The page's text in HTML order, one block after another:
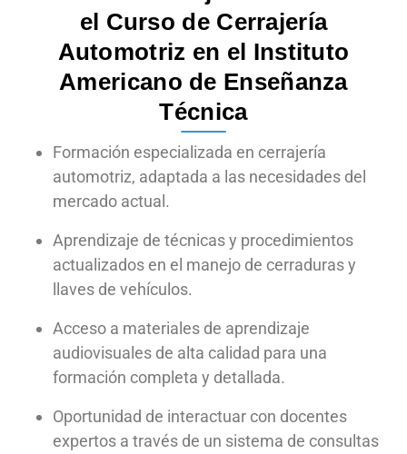
el Curso de Cerrajería
Automotriz en el Instituto
Americano de Enseñanza
Técnica
Formación especializada en cerrajería
automotriz, adaptada a las necesidades del
mercado actual.
Aprendizaje de técnicas y procedimientos
actualizados en el manejo de cerraduras y
llaves de vehículos.
Acceso a materiales de aprendizaje
audiovisuales de alta calidad para una
formación completa y detallada.
Oportunidad de interactuar con docentes
expertos a través de un sistema de consultas